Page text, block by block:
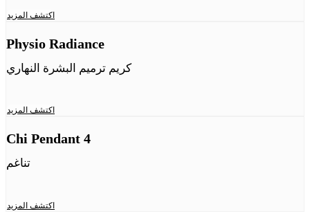
اكتشف المزيد
Physio Radiance
كريم ترميم البشرة النهاري
اكتشف المزيد
Chi Pendant 4
تناغم
اكتشف المزيد